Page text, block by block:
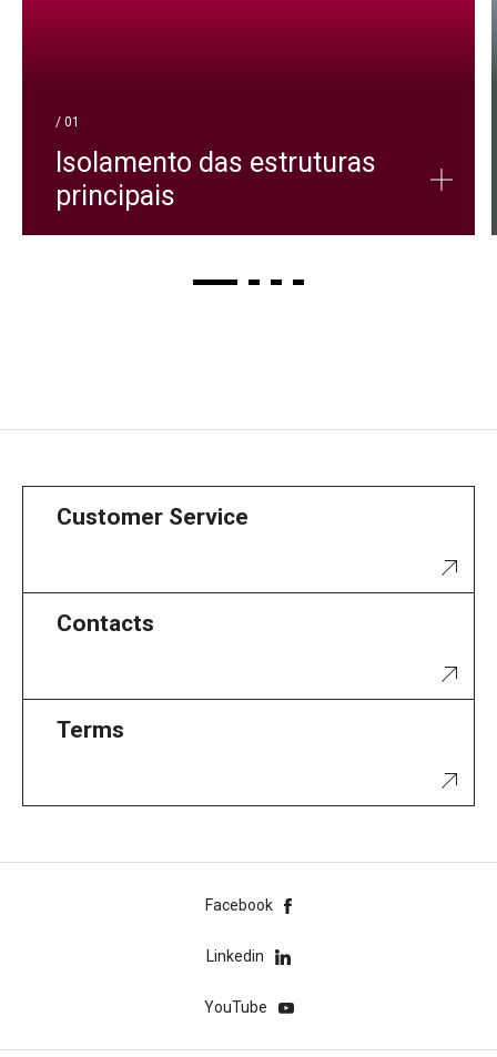
/ 01
Isolamento das estruturas
principais
Customer Service
Contacts
Terms
Facebook
Linkedin
YouTube